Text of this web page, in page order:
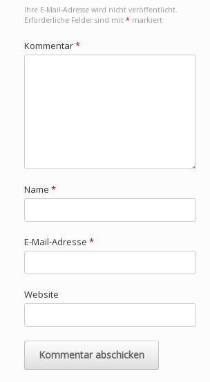
Ihre E-Mail-Adresse wird nicht veröffentlicht.
Erforderliche Felder sind mit * markiert
Kommentar*
Name *
E-Mail-Adresse *
Website